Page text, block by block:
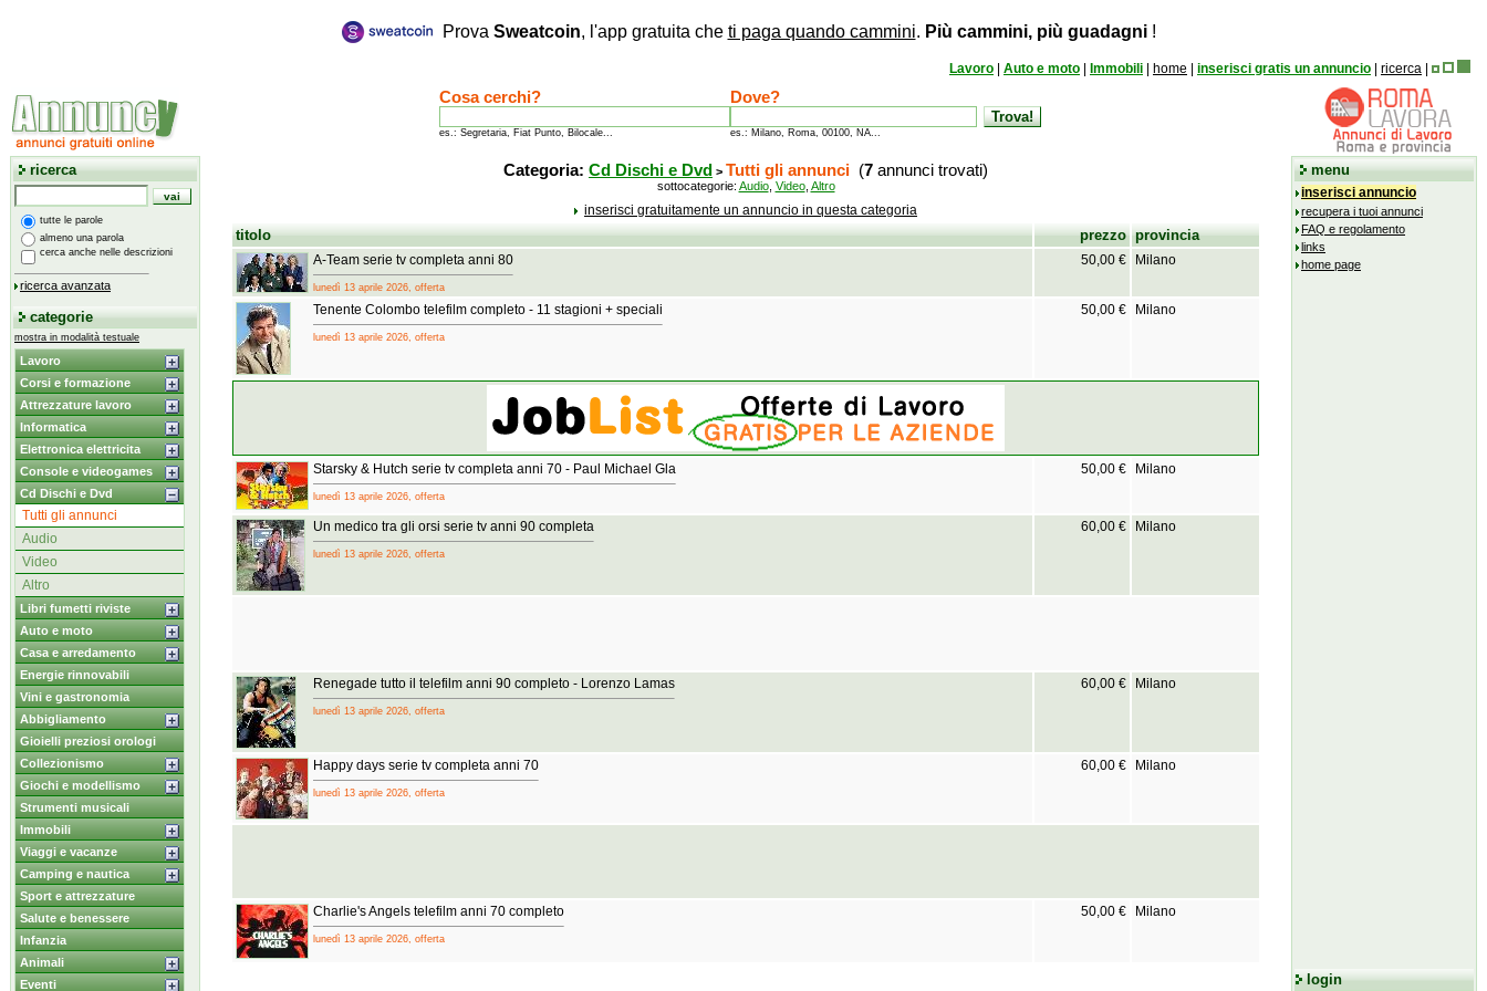
Prova Sweatcoin, l'app gratuita che ti paga quando cammini. Più cammini, più guadagni!
Lavoro Auto e moto Immobili home inserisci gratis un annuncio ricerca
Cosa cerchi?
es.: Segretaria, Fiat Punto, Bilocale...
Dove?
es.: Milano, Roma, 00100, NA...
ricerca
tutte le parole
almeno una parola
cerca anche nelle descrizioni
ricerca avanzata
categorie
mostra in modalità testuale
Lavoro
Corsi e formazione
Attrezzature lavoro
Informatica
Elettronica elettricita
Console e videogames
Cd Dischi e Dvd
Tutti gli annunci
Audio
Video
Altro
Libri fumetti riviste
Auto e moto
Casa e arredamento
Energie rinnovabili
Vini e gastronomia
Abbigliamento
Gioielli preziosi orologi
Collezionismo
Giochi e modellismo
Strumenti musicali
Immobili
Viaggi e vacanze
Camping e nautica
Sport e attrezzature
Salute e benessere
Infanzia
Animali
Eventi
Categoria: Cd Dischi e Dvd > Tutti gli annunci (7 annunci trovati)
sottocategorie: Audio, Video, Altro
inserisci gratuitamente un annuncio in questa categoria
titolo prezzo provincia
A-Team serie tv completa anni 80
lunedì 13 aprile 2026, offerta
50,00 € Milano
Tenente Colombo telefilm completo - 11 stagioni + speciali
lunedì 13 aprile 2026, offerta
50,00 € Milano
Starsky & Hutch serie tv completa anni 70 - Paul Michael Gla
lunedì 13 aprile 2026, offerta
50,00 € Milano
Un medico tra gli orsi serie tv anni 90 completa
lunedì 13 aprile 2026, offerta
60,00 € Milano
Renegade tutto il telefilm anni 90 completo - Lorenzo Lamas
lunedì 13 aprile 2026, offerta
60,00 € Milano
Happy days serie tv completa anni 70
lunedì 13 aprile 2026, offerta
60,00 € Milano
Charlie's Angels telefilm anni 70 completo
lunedì 13 aprile 2026, offerta
50,00 € Milano
menu
inserisci annuncio
recupera i tuoi annunci
FAQ e regolamento
links
home page
login